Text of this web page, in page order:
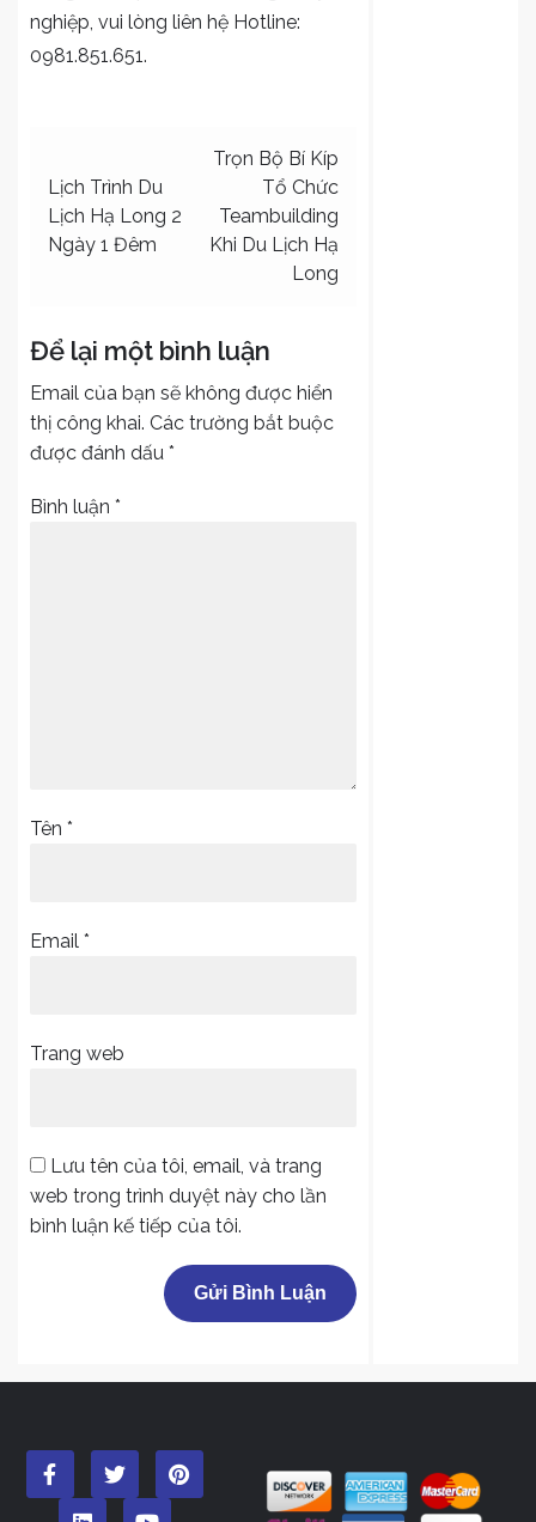
nghiệp, vui lòng liên hệ Hotline:
0981.851.651.
hướng
bài
Lịch Trình Du
Lịch Hạ Long 2
Ngày 1 Đêm
Trọn Bộ Bí Kíp
Tổ Chức
Teambuilding
Khi Du Lịch Hạ
Long
Để lại một bình luận
Email của bạn sẽ không được hiển
thị công khai. Các trường bắt buộc
được đánh dấu *
Bình luận *
Tên *
Email *
Trang web
Lưu tên của tôi, email, và trang
web trong trình duyệt này cho lần
bình luận kế tiếp của tôi.